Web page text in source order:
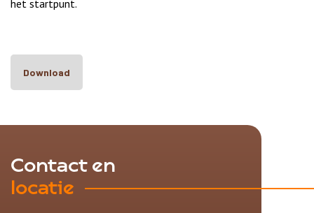
het startpunt.
Download
Contact en
locatie